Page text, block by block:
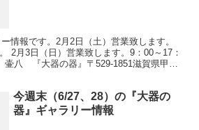
情報です。2月2日（土）営業致します。
2月3日（日）営業致します。9：00～17：
八 『大器の器』〒529-1851滋賀県甲賀
今週末（6/27、28）の『大器の
器』ギャラリー情報